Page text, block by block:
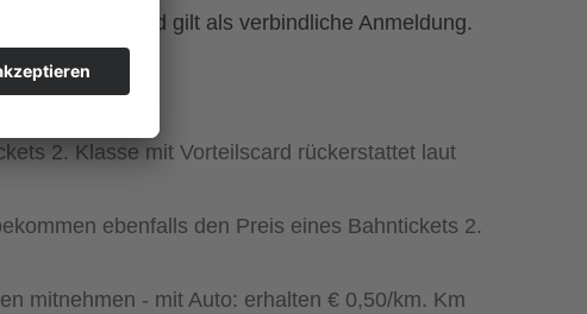
erfolgen und gilt als verbindliche Anmeldung.
2. Klasse mit Vorteilscard rückerstattet laut
ebenfalls den Preis eines Bahntickets 2.
mitnehmen - mit Auto: erhalten € 0,50/km. Km